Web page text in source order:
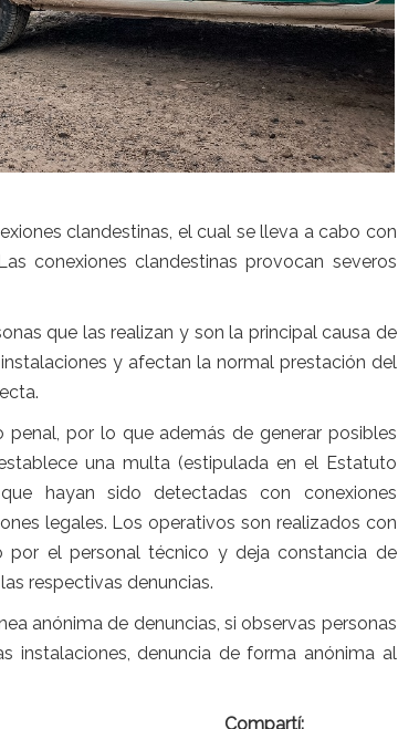
clandestinas, el cual se lleva a cabo con
conexiones clandestinas provocan severos
que las realizan y son la principal causa de
y afectan la normal prestación del
por lo que además de generar posibles
una multa (estipulada en el Estatuto
hayan sido detectadas con conexiones
legales. Los operativos son realizados con
el personal técnico y deja constancia de
respectivas denuncias.
anónima de denuncias, si observas personas
instalaciones, denuncia de forma anónima al
Compartí: